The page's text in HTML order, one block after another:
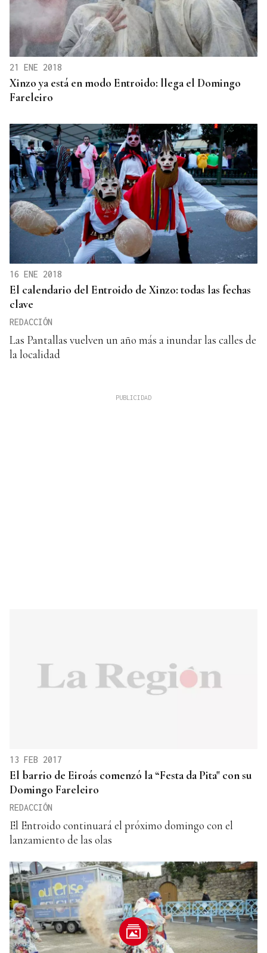
21 ENE 2018
Xinzo ya está en modo Entroido: llega el Domingo
Fareleiro
16 ENE 2018
El calendario del Entroido de Xinzo: todas las fechas
clave
REDACCIÓN
Las Pantallas vuelven un año más a inundar las calles de
la localidad
13 FEB 2017
El barrio de Eiroás comenzó la “Festa da Pita" con su
Domingo Fareleiro
REDACCIÓN
El Entroido continuará el próximo domingo con el
lanzamiento de las olas